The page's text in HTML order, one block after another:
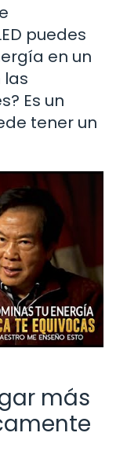
puedes
en un
las
Es un
tener un
más